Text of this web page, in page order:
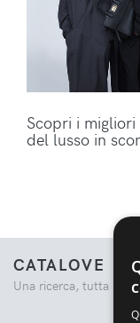
Scopri i
del lusso in
CATALOVE
Una ricerca, tutta la